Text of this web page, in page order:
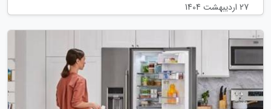
27 اردیبهشت 1404